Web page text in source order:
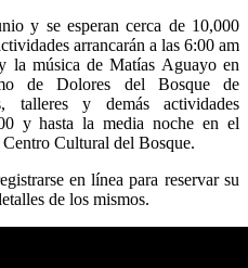
y se esperan cerca de 10,000
arrancarán a las 6:00 am
la música de Matías Aguayo en
de Dolores del Bosque de
talleres y demás actividades
y hasta la media noche en el
Cultural del Bosque.
en línea para reservar su
de los mismos.